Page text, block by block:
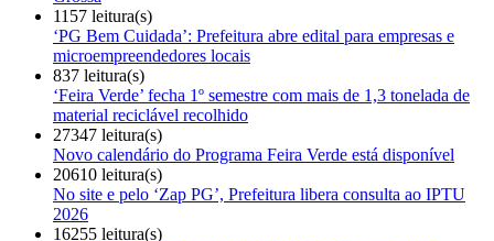
1157 leitura(s)
‘PG Bem Cuidada’: Prefeitura abre edital para empresas e
microempreendedores locais
837 leitura(s)
‘Feira Verde’ fecha 1º semestre com mais de 1,3 tonelada de
material reciclável recolhido
27347 leitura(s)
Novo calendário do Programa Feira Verde está disponível
20610 leitura(s)
No site e pelo ‘Zap PG’, Prefeitura libera consulta ao IPTU
2026
16255 leitura(s)